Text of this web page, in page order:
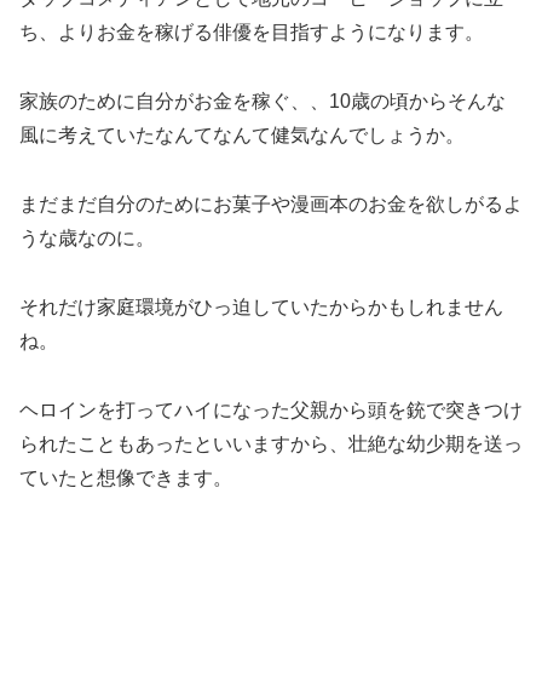
ち、よりお金を稼げる俳優を目指すようになります。
家族のために自分がお金を稼ぐ、、10歳の頃からそんな
風に考えていたなんてなんて健気なんでしょうか。
まだまだ自分のためにお菓子や漫画本のお金を欲しがるよ
うな歳なのに。
それだけ家庭環境がひっ迫していたからかもしれません
ね。
ヘロインを打ってハイになった父親から頭を銃で突きつけ
られたこともあったといいますから、壮絶な幼少期を送っ
ていたと想像できます。